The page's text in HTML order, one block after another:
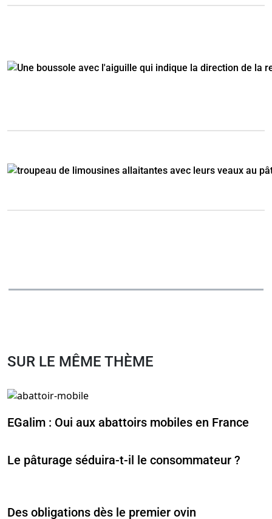
SUR LE MÊME THÈME
EGalim : Oui aux abattoirs mobiles en France
Le pâturage séduira-t-il le consommateur ?
Des obligations dès le premier ovin